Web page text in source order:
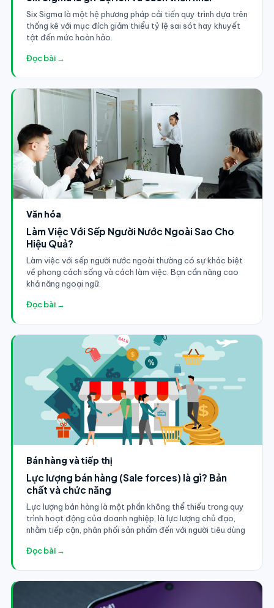
Six Sigma là một hệ phương pháp cải tiến quy trình dựa trên
thống kê với mục đích giảm thiểu tỷ lệ sai sót hay khuyết
tật đến mức hoàn hảo.
Đọc bài →
Văn hóa
Làm Việc Với Sếp Người Nước Ngoài Sao Cho
Hiệu Quả?
Làm việc với sếp người nước ngoài thường có sự khác biệt
về phong cách sống và cách làm việc. Bạn cần nâng cao
khả năng ngoại ngữ.
Đọc bài →
Bán hàng và tiếp thị
Lực lượng bán hàng (Sale forces) là gì? Bản
chất và chức năng
Lực lượng bán hàng là một phần không thể thiếu trong quy
trình hoạt động của doanh nghiệp, là lực lượng chủ đạo,
nhằm tiếp cận, phân phối sản phẩm đến với người tiêu dùng
Đọc bài →